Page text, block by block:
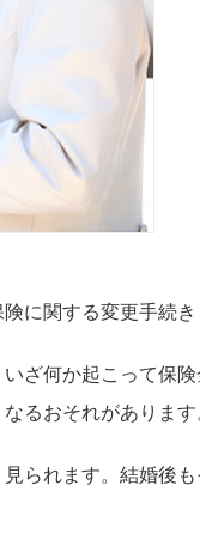
に関する変更手続き
ざ何か起こって保
るおそれがあります
られます。結婚後